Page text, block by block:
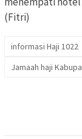
(Fitri)
informasi Haji 1022
Jamaah haji